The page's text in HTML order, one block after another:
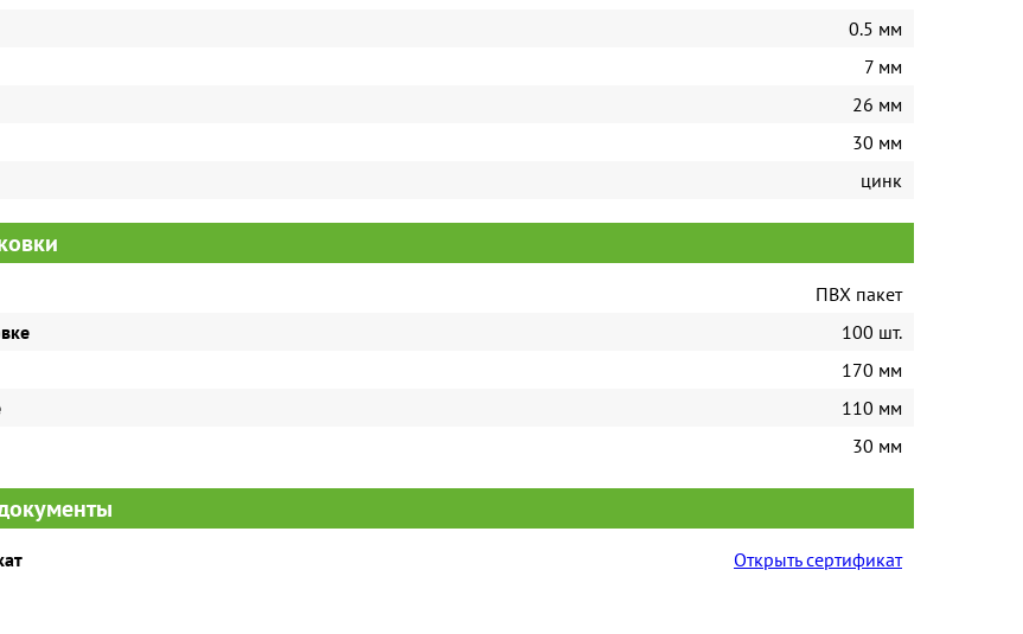
0.5 мм
7 мм
26 мм
30 мм
цинк
ПВХ пакет
100 шт.
170 мм
110 мм
30 мм
Открыть сертификат